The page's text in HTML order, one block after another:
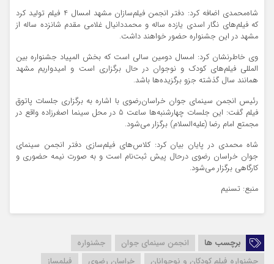
شاه‌محمدی اضافه کرد: دفتر انجمن فیلم‌سازان مشهد امسال 4 فیلم تولید کرد
که فیلم‌های نگار اسدی یازده ساله و محمددانیال غلامی مقدم شانزده ساله از
مشهد در این جشنواره حضور خواهند داشت.
وی خاطرنشان کرد: امسال دومین سالی است که بخش المپیاد جشنواره بین
المللی فیلم‌های کودک و نوجوان در حال برگزاری است و امیدواریم مشهد
همانند سال گذشته جزو برگزیده‌ها باشد.
رئیس انجمن سینمای جوان خراسان‌رضوی با اشاره به برگزاری جلسات پاتوق
فیلم گفت: این جلسات چهارشنبه‌ها ساعت 5 در محل سینما اصغرزاده واقع در
مجمتع امام رضا (علیه‌السلام) برگزار می‌شود.
شاه محمدی در پایان بیان کرد: کلاس‌های فیلم‌سازی دفتر انجمن سینمای
جوان خراسان رضوی درحال پیش ثبت‌نام است و به صورت نیمه حضوری و
کارگاهی برگزار می‌شود.
منبع: تسنیم
برچسب ها انجمن سینمای جوان
جشنواره
جشنواره فیلم کودکان و نوجوانان
خراسان رضوی فیلمساز